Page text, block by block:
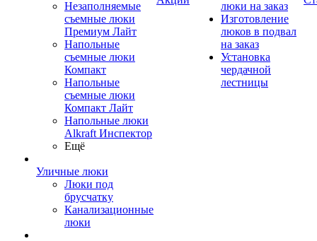
Незаполняемые
съемные люки
Премиум Лайт
Напольные
съемные люки
Компакт
Напольные
съемные люки
Компакт Лайт
Напольные люки
Alkraft Инспектор
Ещё
Уличные люки
Люки под
брусчатку
Канализационные
люки
люки на заказ
Изготовление
люков в подвал
на заказ
Установка
чердачной
лестницы